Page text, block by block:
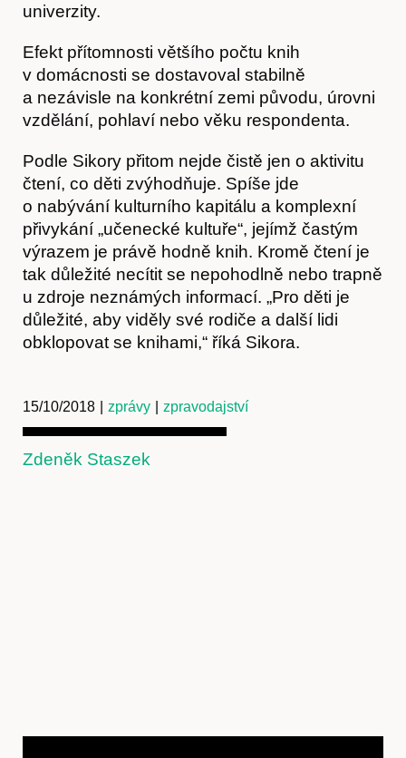
Kontakt
Předplatné
univerzity.
Efekt přítomnosti většího počtu knih
v domácnosti se dostavoval stabilně
a nezávisle na konkrétní zemi původu, úrovni
vzdělání, pohlaví nebo věku respondenta.
Podle Sikory přitom nejde čistě jen o aktivitu
čtení, co děti zvýhodňuje. Spíše jde
o nabývání kulturního kapitálu a komplexní
přivykání „učenecké kultuře“, jejímž častým
výrazem je právě hodně knih. Kromě čtení je
tak důležité necítit se nepohodlně nebo trapně
u zdroje neznámých informací. „Pro děti je
důležité, aby viděly své rodiče a další lidi
obklopovat se knihami,“ říká Sikora.
15/10/2018 zprávy zpravodajství
Zdeněk Staszek